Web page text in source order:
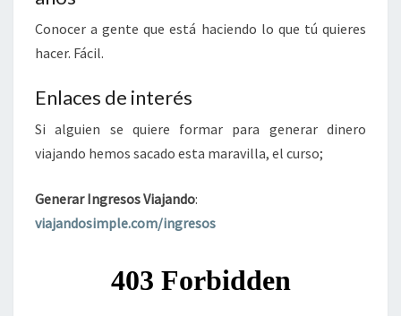
Conocer a gente que está haciendo lo que tú quieres
hacer. Fácil.
Enlaces de interés
Si alguien se quiere formar para generar dinero
viajando hemos sacado esta maravilla, el curso;
Generar Ingresos Viajando:
viajandosimple.com/ingresos